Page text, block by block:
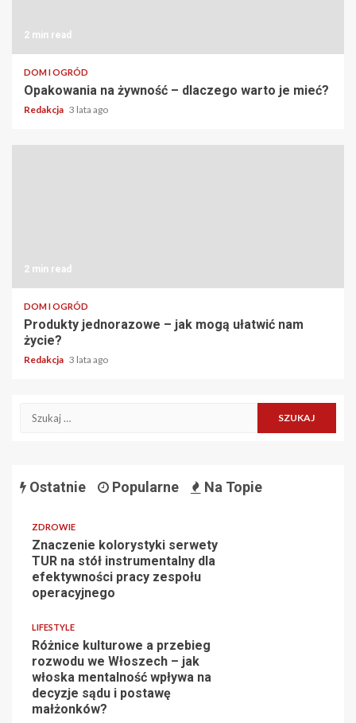
2 min read
DOM I OGRÓD
Opakowania na żywność – dlaczego warto je mieć?
Redakcja 3 lata ago
2 min read
DOM I OGRÓD
Produkty jednorazowe – jak mogą ułatwić nam
życie?
Redakcja 3 lata ago
Szukaj:
Ostatnie Popularne Na Topie
ZDROWIE
Znaczenie kolorystyki serwety
TUR na stół instrumentalny dla
efektywności pracy zespołu
operacyjnego
LIFESTYLE
Różnice kulturowe a przebieg
rozwodu we Włoszech – jak
włoska mentalność wpływa na
decyzje sądu i postawę
małżonków?